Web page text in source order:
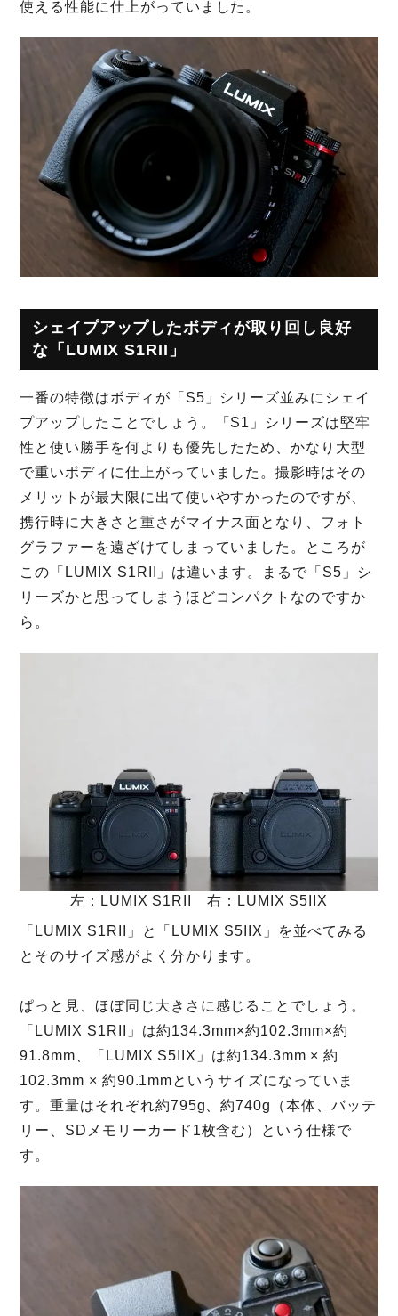
使える性能に仕上がっていました。
シェイプアップしたボディが取り回し良好
な「LUMIX S1RII」
一番の特徴はボディが「S5」シリーズ並みにシェイ
プアップしたことでしょう。「S1」シリーズは堅牢
性と使い勝手を何よりも優先したため、かなり大型
で重いボディに仕上がっていました。撮影時はその
メリットが最大限に出て使いやすかったのですが、
携行時に大きさと重さがマイナス面となり、フォト
グラファーを遠ざけてしまっていました。ところが
この「LUMIX S1RII」は違います。まるで「S5」シ
リーズかと思ってしまうほどコンパクトなのですか
ら。
左：LUMIX S1RII 右：LUMIX S5IIX
「LUMIX S1RII」と「LUMIX S5IIX」を並べてみる
とそのサイズ感がよく分かります。
ぱっと見、ほぼ同じ大きさに感じることでしょう。
「LUMIX S1RII」は約134.3mm×約102.3mm×約
91.8mm、「LUMIX S5IIX」は約134.3mm × 約
102.3mm × 約90.1mmというサイズになっていま
す。重量はそれぞれ約795g、約740g（本体、バッテ
リー、SDメモリーカード1枚含む）という仕様で
す。